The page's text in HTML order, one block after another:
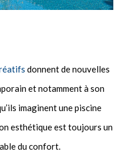
donnent de nouvelles
et notamment à son
imaginent une piscine
esthétique est toujours un
du confort.